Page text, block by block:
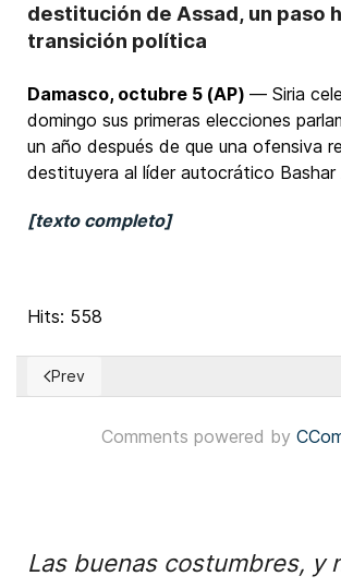
destitución de Assad, un paso
transición política
Damasco, octubre 5 (AP) — Siria
domingo sus primeras elecciones
un año después de que una ofensiva
destituyera al líder autocrático Bashar
[texto completo]
Hits: 558
Previous article: Elecciones en Chile: la
Prev
Comments powered by
Las buenas costumbres, y